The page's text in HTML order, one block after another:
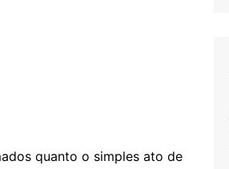
quanto o simples ato de